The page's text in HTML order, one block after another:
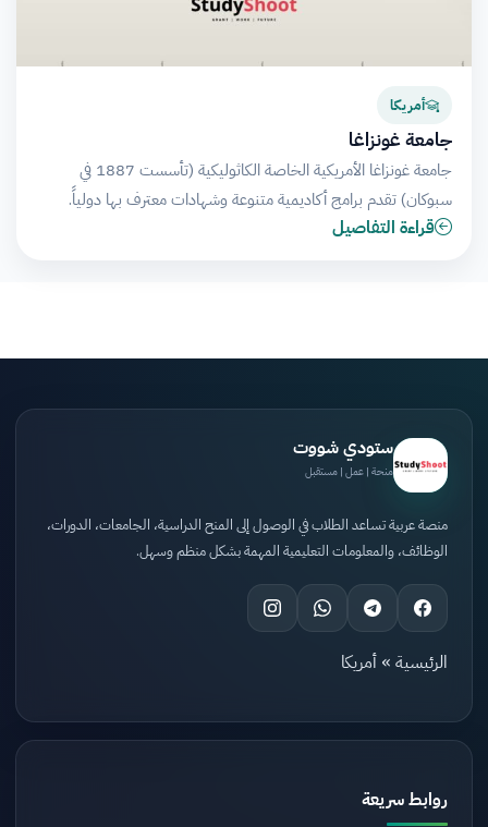
أمريكا
جامعة غونزاغا
جامعة غونزاغا الأمريكية الخاصة الكاثوليكية (تأسست 1887 في
سبوكان) تقدم برامج أكاديمية متنوعة وشهادات معترف بها دولياً.
قراءة التفاصيل
ستودي شووت
منحة | عمل | مستقبل
منصة عربية تساعد الطلاب في الوصول إلى المنح الدراسية، الجامعات، الدورات،
الوظائف، والمعلومات التعليمية المهمة بشكل منظم وسهل.
الرئيسية » أمريكا
روابط سريعة